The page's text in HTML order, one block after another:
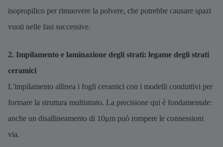
isopropilico per rimuovere la polvere, che potrebbe causare spazi
vuoti nelle fasi successive.
2. Impilamento e laminazione degli strati: legame degli strati
ceramici
L'impilamento allinea i fogli ceramici con i modelli conduttivi per
formare la struttura multistrato. La precisione qui è fondamentale:
anche un disallineamento di 10μm può rompere le connessioni
via.